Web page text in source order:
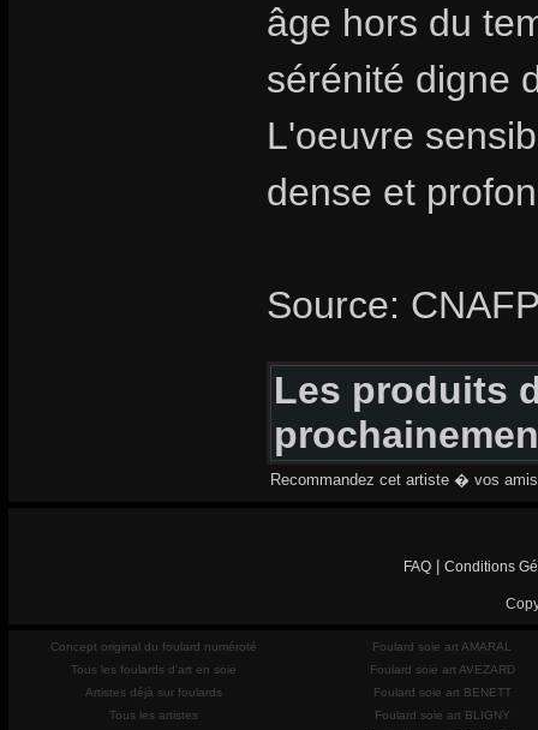
âge hors du
sérénité digne
L'oeuvre
dense et
Source:
Les produits
Recommandez cet artiste � vos
FAQ Conditions
Concept original du foulard numéroté
Tous les foulards d'art en soie
Artistes déjà sur foulards
Tous les artistes
Foulard soie art AMARAL
Foulard soie art AVEZARD
Foulard soie art BENETT
Foulard soie art BLIGNY